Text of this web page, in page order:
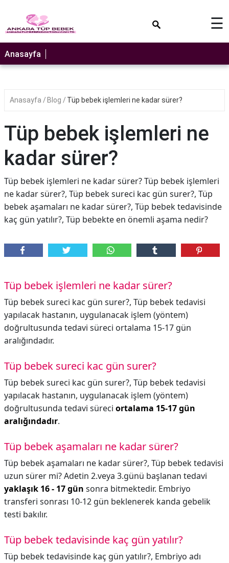
☰
Anasayfa
Anasayfa Blog Tüp bebek işlemleri ne kadar sürer?
Tüp bebek işlemleri ne
kadar sürer?
Tüp bebek işlemleri ne kadar sürer? Tüp bebek işlemleri
ne kadar sürer?, Tüp bebek sureci kac gün surer?, Tüp
bebek aşamaları ne kadar sürer?, Tüp bebek tedavisinde
kaç gün yatılır?, Tüp bebekte en önemli aşama nedir?
Tüp bebek işlemleri ne kadar sürer?
Tüp bebek sureci kac gün surer?, Tüp bebek tedavisi
yapılacak hastanın, uygulanacak işlem (yöntem)
doğrultusunda tedavi süreci ortalama 15-17 gün
aralığındadır.
Tüp bebek sureci kac gün surer?
Tüp bebek sureci kac gün surer?, Tüp bebek tedavisi
yapılacak hastanın, uygulanacak işlem (yöntem)
doğrultusunda tedavi süreci ortalama 15-17 gün
aralığındadır.
Tüp bebek aşamaları ne kadar sürer?
Tüp bebek aşamaları ne kadar sürer?, Tüp bebek tedavisi
uzun sürer mi? Adetin 2.veya 3.günü başlanan tedavi
yaklaşık 16 - 17 gün sonra bitmektedir. Embriyo
transferi sonrası 10-12 gün beklenerek kanda gebelik
testi bakılır.
Tüp bebek tedavisinde kaç gün yatılır?
Tüp bebek tedavisinde kaç gün yatılır?, Embriyo adı